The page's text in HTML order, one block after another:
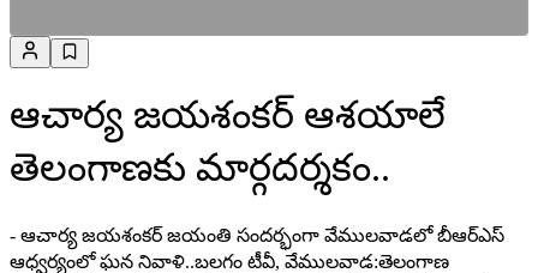
ఆచార్య జయశంకర్ ఆశయాలే
తెలంగాణకు మార్గదర్శకం..
- ఆచార్య జయశంకర్ జయంతి సందర్భంగా వేములవాడలో బీఆర్ఎస్
ఆధ్వర్యంలో ఘన నివాళి..బలగం టీవీ, వేములవాడ:తెలంగాణ